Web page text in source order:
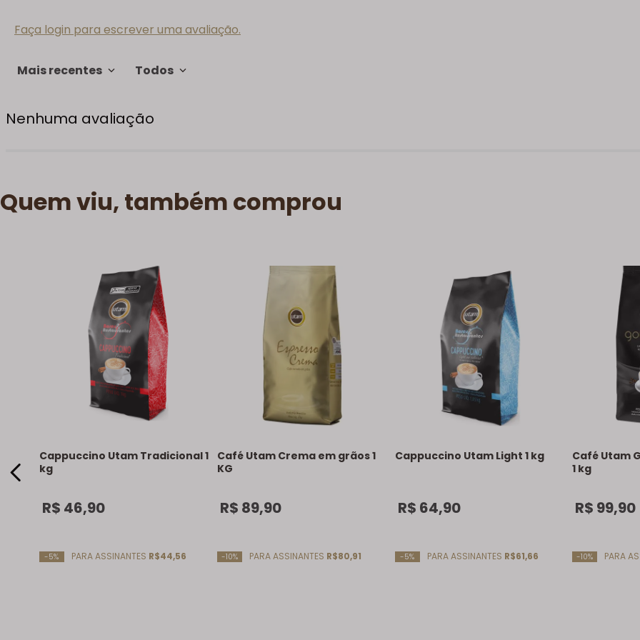
Faça login para escrever uma avaliação.
Mais recentes Todos
Nenhuma avaliação
Cappuccino Utam Tradicional 1
kg
R$ 46,90
-5% PARA ASSINANTES R$44,56
Café Utam Crema em grãos 1
KG
R$ 89,90
-10% PARA ASSINANTES R$80,91
Cappuccino Utam Light 1 kg
R$ 64,90
-5% PARA ASSINANTES R$61,66
Café Utam
1 kg
R$ 99,90
-10% PARA